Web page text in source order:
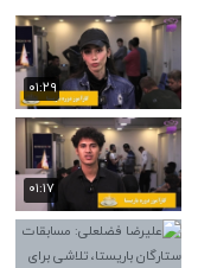
۰۱:۲۹
۰۱:۱۷